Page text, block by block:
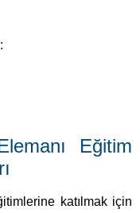
Eğitim
katılmak için